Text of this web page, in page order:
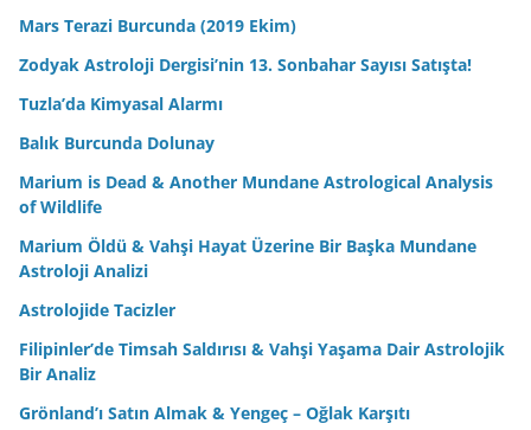
Mars Terazi Burcunda (2019 Ekim)
Zodyak Astroloji Dergisi’nin 13. Sonbahar Sayısı Satışta!
Tuzla’da Kimyasal Alarmı
Balık Burcunda Dolunay
Marium is Dead & Another Mundane Astrological Analysis
of Wildlife
Marium Öldü & Vahşi Hayat Üzerine Bir Başka Mundane
Astroloji Analizi
Astrolojide Tacizler
Filipinler’de Timsah Saldırısı & Vahşi Yaşama Dair Astrolojik
Bir Analiz
Grönland’ı Satın Almak & Yengeç – Oğlak Karşıtı